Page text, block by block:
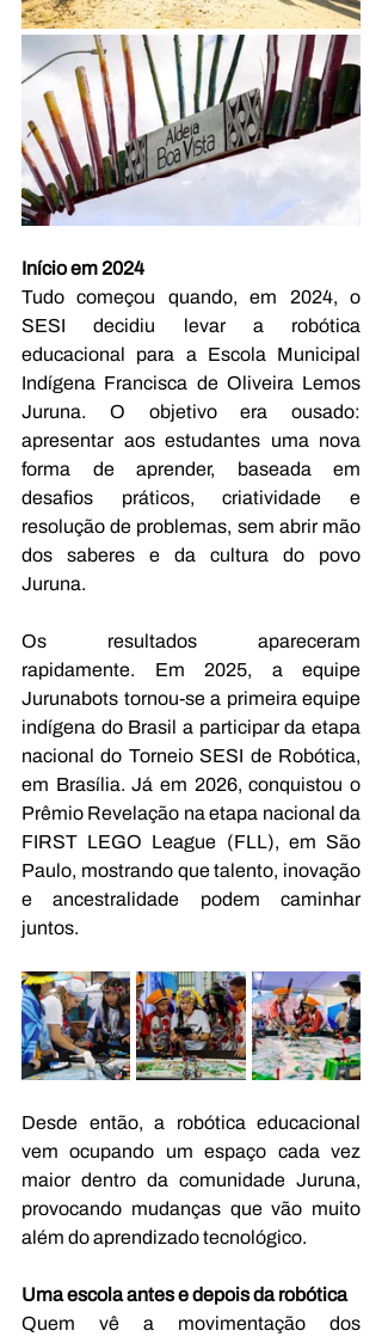
Início em 2024
Tudo começou quando, em 2024, o
SESI decidiu levar a robótica
educacional para a Escola Municipal
Indígena Francisca de Oliveira Lemos
Juruna. O objetivo era ousado:
apresentar aos estudantes uma nova
forma de aprender, baseada em
desafios práticos, criatividade e
resolução de problemas, sem abrir mão
dos saberes e da cultura do povo
Juruna.
Os resultados apareceram
rapidamente. Em 2025, a equipe
Jurunabots tornou-se a primeira equipe
indígena do Brasil a participar da etapa
nacional do Torneio SESI de Robótica,
em Brasília. Já em 2026, conquistou o
Prêmio Revelação na etapa nacional da
FIRST LEGO League (FLL), em São
Paulo, mostrando que talento, inovação
e ancestralidade podem caminhar
juntos.
Desde então, a robótica educacional
vem ocupando um espaço cada vez
maior dentro da comunidade Juruna,
provocando mudanças que vão muito
além do aprendizado tecnológico.
Uma escola antes e depois da robótica
Quem vê a movimentação dos